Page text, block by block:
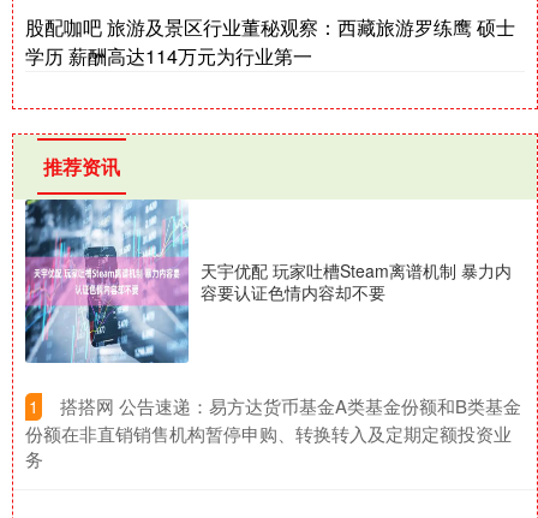
股配咖吧 旅游及景区行业董秘观察：西藏旅游罗练鹰 硕士
学历 薪酬高达114万元为行业第一
推荐资讯
天宇优配 玩家吐槽Steam离谱机制 暴力内
容要认证色情内容却不要
1
​搭搭网 公告速递：易方达货币基金A类基金份额和B类基金
份额在非直销销售机构暂停申购、转换转入及定期定额投资业
务